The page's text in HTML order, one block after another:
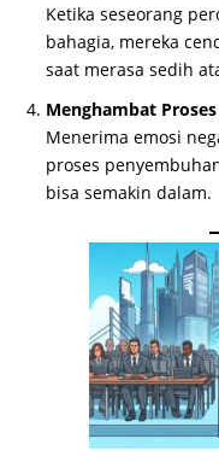
Ketika seseorang
bahagia, mereka
saat merasa sedih
Menghambat
Menerima emosi
proses
bisa semakin dalam.